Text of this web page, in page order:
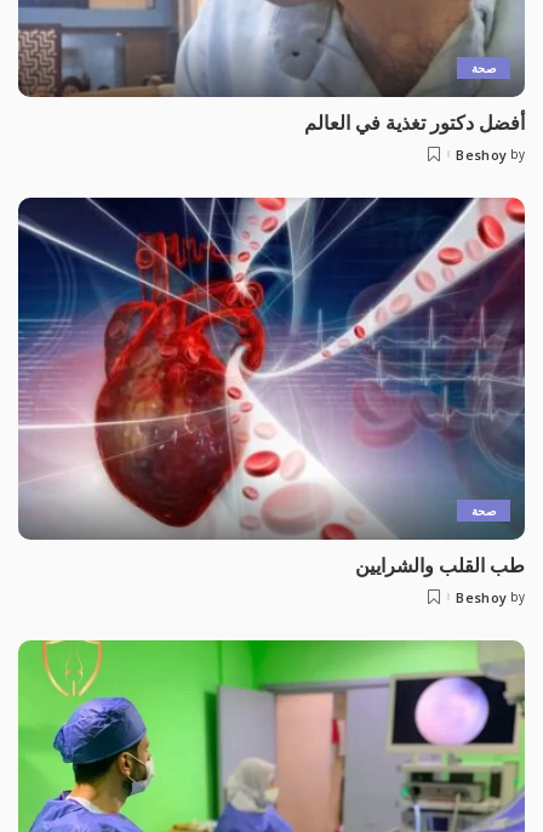
صحة
أفضل دكتور تغذية في العالم
by
Beshoy
صحة
طب القلب والشرايين
by
Beshoy